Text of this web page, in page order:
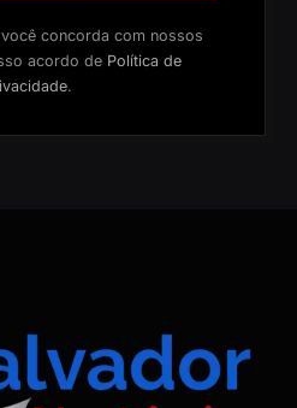
concorda com nossos
acordo de Política de
.